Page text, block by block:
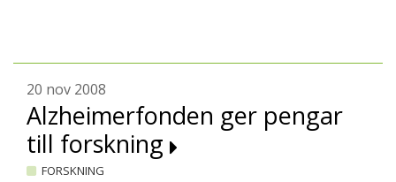
20 nov 2008
Alzheimerfonden ger pengar
till forskning
FORSKNING